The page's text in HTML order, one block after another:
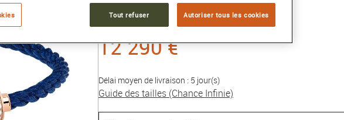
Chance Infinie
12 290 €
Délai moyen de livraison : 5 jour(s)
Guide des tailles (Chance Infinie)
Tout refuser Autoriser tous les cookies